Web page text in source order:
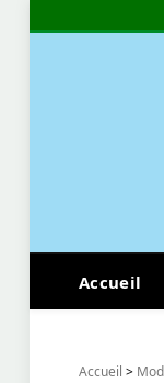
Accueil
Accueil >